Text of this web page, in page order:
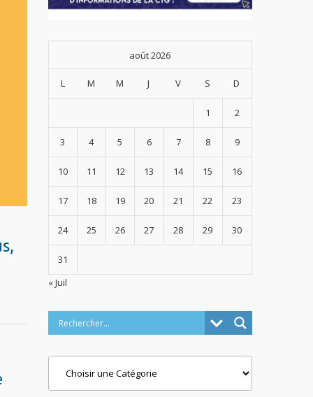
août 2026
L M M J V S D
1 2
3 4 5 6 7 8 9
10 11 12 13 14 15 16
17 18 19 20 21 22 23
24 25 26 27 28 29 30
31
« Juil